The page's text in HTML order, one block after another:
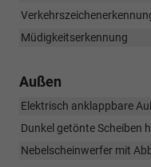
Müdigkeitserkennung
Außen
Elektrisch anklappbare
Dunkel getönte Scheiben
Nebelscheinwerfer mit